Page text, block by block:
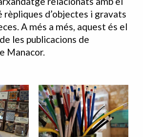
rèpliques d’objectes i gravats
A més a més, aquest és el
les publicacions de
Manacor.